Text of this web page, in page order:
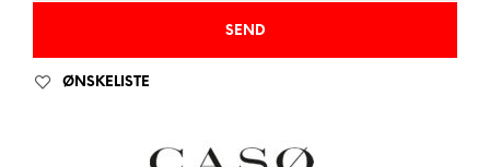
ØNSKELISTE